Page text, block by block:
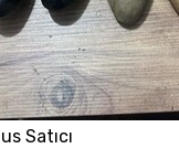
Satıcı